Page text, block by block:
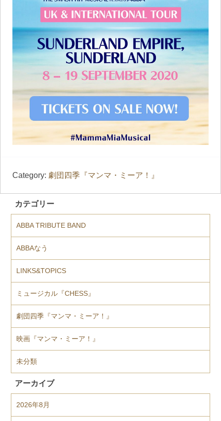
Category: 劇団四季『マンマ・ミーア！』
カテゴリー
ABBA TRIBUTE BAND
ABBAなう
LINKS&TOPICS
ミュージカル『CHESS』
劇団四季『マンマ・ミーア！』
映画『マンマ・ミーア！』
未分類
アーカイブ
2026年8月